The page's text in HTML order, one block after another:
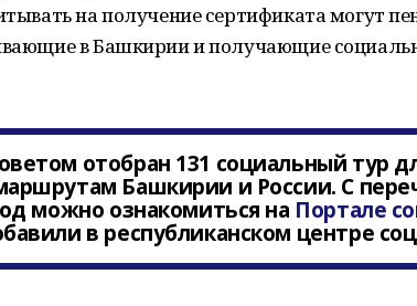
на получение сертификата могут
в Башкирии и получающие
отобран 131 социальный тур
Башкирии и России. С
можно ознакомиться на Портале
в республиканском центре